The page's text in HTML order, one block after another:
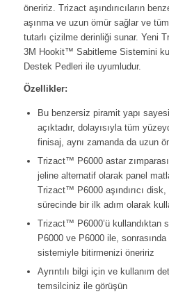
öneririz. Trizact aşındırıcıların
aşınma ve uzun ömür sağlar ve
tutarlı çizilme derinliği sunar. Yeni
3M Hookit™ Sabitleme Sistemini
Destek Pedleri ile uyumludur.
Özellikler:
Bu benzersiz piramit yapı
açıktadır, dolayısıyla tüm
finisaj, aynı zamanda da uzun
Trizact™ P6000 astar
jeline alternatif olarak panel
Trizact™ P6000 aşındırıcı
sürecinde bir ilk adım olarak
Trizact™ P6000’ü kullandıktan
P6000 ve P6000 ile,
sistemiyle bitirmenizi öneririz
Ayrıntılı bilgi için ve kullanım
temsilciniz ile görüşün